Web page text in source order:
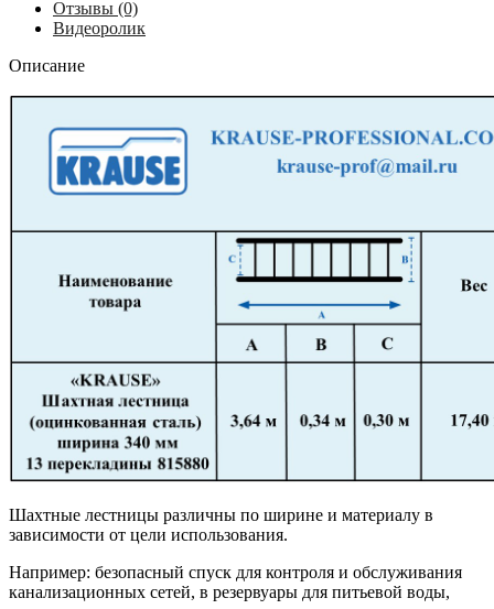
перекладины
815880
Отзывы (0)
Видеоролик
Описание
Шахтные лестницы различны по ширине и материалу в
зависимости от цели использования.
Например: безопасный спуск для контроля и обслуживания
канализационных сетей, в резервуары для питьевой воды,